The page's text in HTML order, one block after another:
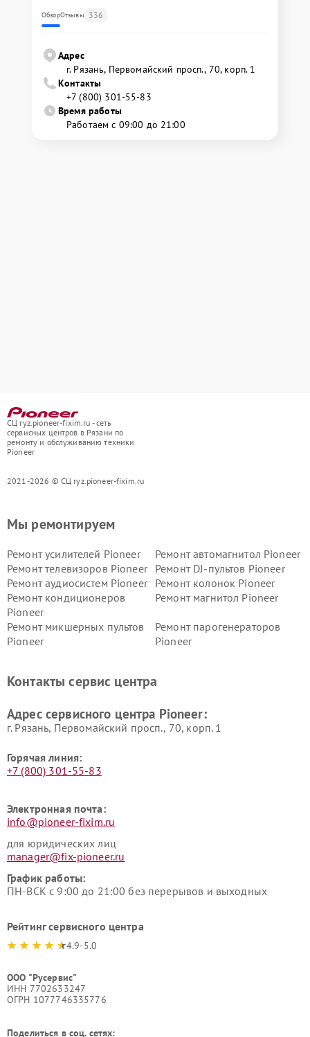
ОбзорОтзывы 336
Адрес
г. Рязань, Первомайский просп., 70, корп. 1
Контакты
+7 (800) 301-55-83
Время работы
Работаем с 09:00 до 21:00
СЦ ryz.pioneer-fixim.ru - сеть
сервисных центров в Рязани по
ремонту и обслуживанию техники
Pioneer
2021-2026 © СЦ ryz.pioneer-fixim.ru
Мы ремонтируем
Ремонт усилителей Pioneer
Ремонт автомагнитол Pioneer
Ремонт телевизоров Pioneer
Ремонт DJ-пультов Pioneer
Ремонт аудиосистем Pioneer
Ремонт колонок Pioneer
Ремонт кондиционеров
Pioneer
Ремонт магнитол Pioneer
Ремонт микшерных пультов
Pioneer
Ремонт парогенераторов
Pioneer
Контакты сервис центра
Адрес сервисного центра Pioneer:
г. Рязань, Первомайский просп., 70, корп. 1
Горячая линия:
+7 (800) 301-55-83
Электронная почта:
info@pioneer-fixim.ru
для юридических лиц
manager@fix-pioneer.ru
График работы:
ПН-ВСК с 9:00 до 21:00 без перерывов и выходных
Рейтинг сервисного центра
4.9-5.0
ООО "Русервис"
ИНН 7702633247
ОГРН 1077746335776
Поделиться в соц. сетях: